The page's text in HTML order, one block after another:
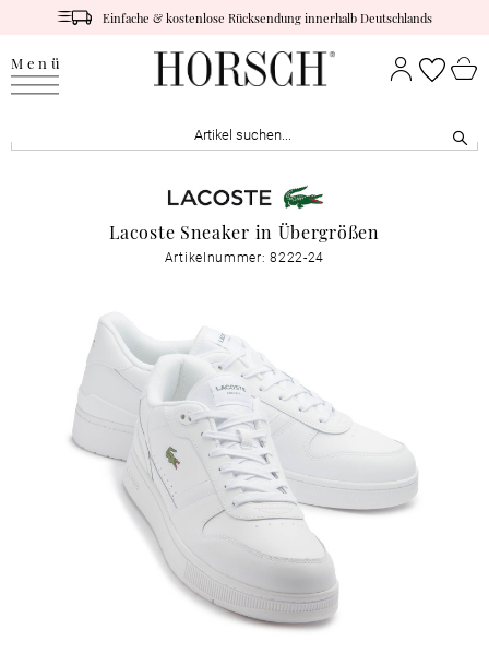
Einfache & kostenlose Rücksendung innerhalb Deutschlands
Menü
Lacoste Sneaker in Übergrößen
Artikelnummer: 8222-24